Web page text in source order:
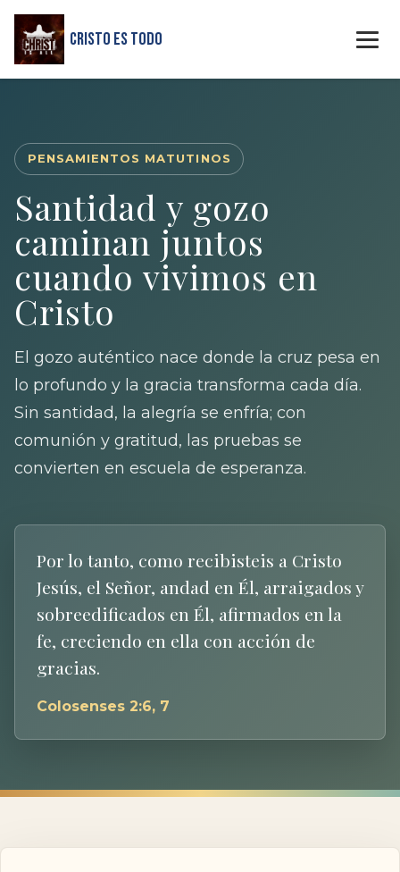
Cristo Es Todo
PENSAMIENTOS MATUTINOS
Santidad y gozo
caminan juntos
cuando vivimos en
Cristo
El gozo auténtico nace donde la cruz pesa en
lo profundo y la gracia transforma cada día.
Sin santidad, la alegría se enfría; con
comunión y gratitud, las pruebas se
convierten en escuela de esperanza.
Por lo tanto, como recibisteis a Cristo
Jesús, el Señor, andad en Él, arraigados y
sobreedificados en Él, afirmados en la
fe, creciendo en ella con acción de
gracias.
Colosenses 2:6, 7